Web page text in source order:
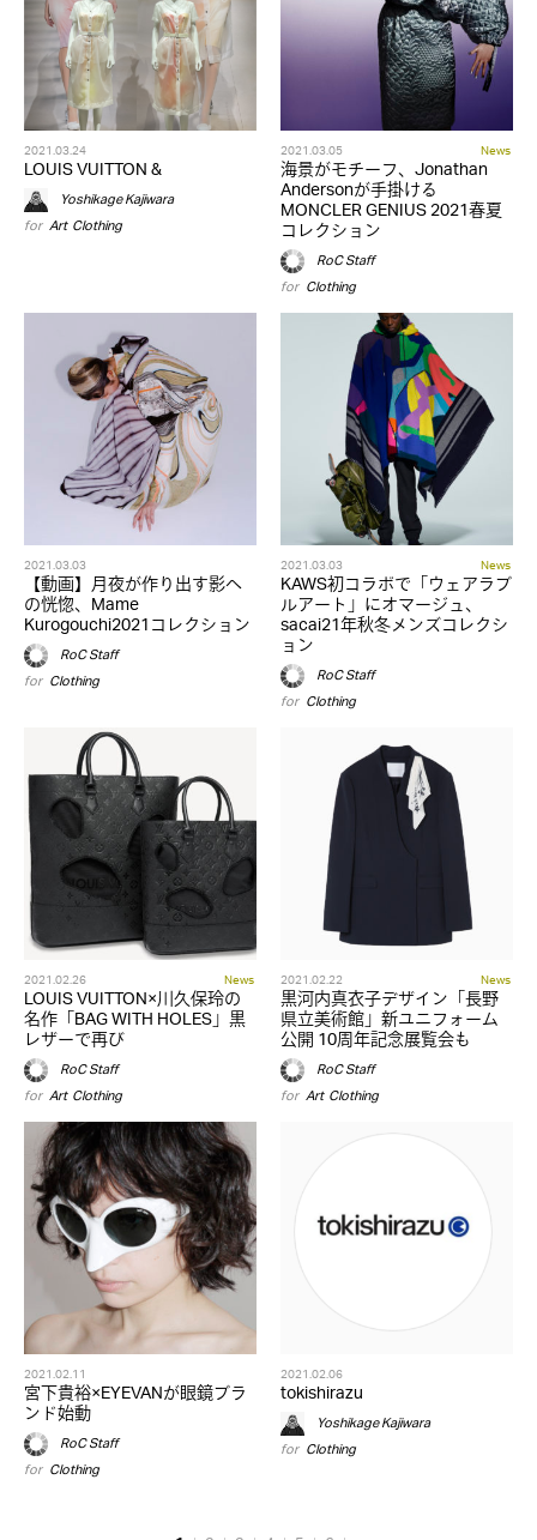
2021.03.24
LOUIS VUITTON &
Yoshikage Kajiwara
for Art,Clothing
2021.03.05 News
海景がモチーフ、Jonathan
Andersonが手掛ける
MONCLER GENIUS 2021春夏
コレクション
RoC Staff
for Clothing
2021.03.03
【動画】月夜が作り出す影へ
の恍惚、Mame
Kurogouchi2021コレクション
RoC Staff
for Clothing
2021.03.03 News
KAWS初コラボで「ウェアラブ
ルアート」にオマージュ、
sacai21年秋冬メンズコレクシ
ョン
RoC Staff
for Clothing
2021.02.26 News
LOUIS VUITTON×川久保玲の
名作「BAG WITH HOLES」黒
レザーで再び
RoC Staff
for Art,Clothing
2021.02.22 News
黒河内真衣子デザイン「長野
県立美術館」新ユニフォーム
公開 10周年記念展覧会も
RoC Staff
for Art,Clothing
2021.02.11
宮下貴裕×EYEVANが眼鏡ブラ
ンド始動
RoC Staff
for Clothing
2021.02.06
tokishirazu
Yoshikage Kajiwara
for Clothing